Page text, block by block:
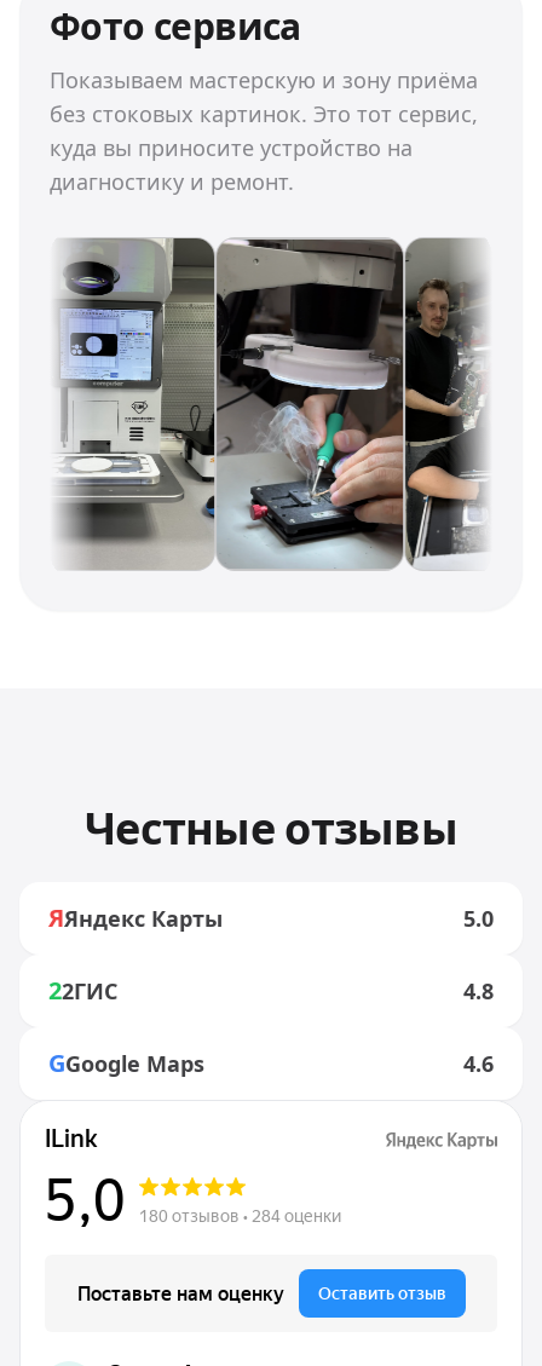
Фото сервиса
Показываем мастерскую и зону приёма
без стоковых картинок. Это тот сервис,
куда вы приносите устройство на
диагностику и ремонт.
Честные отзывы
ЯЯндекс Карты 5.0
22ГИС 4.8
GGoogle Maps 4.6